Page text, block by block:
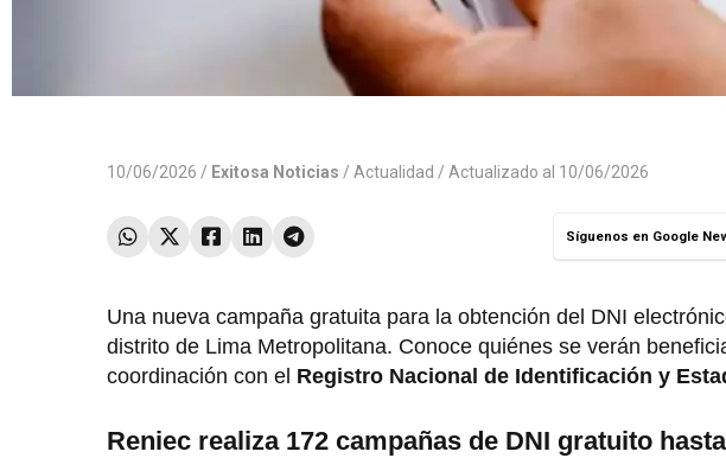
10/06/2026 / Exitosa Noticias / Actualidad / Actualizado al 10/06/2026
Síguenos en Google
Una nueva campaña gratuita para la obtención del DNI
distrito de Lima Metropolitana. Conoce quiénes se verán
coordinación con el Registro Nacional de Identificación y
Reniec realiza 172 campañas de DNI gratuito